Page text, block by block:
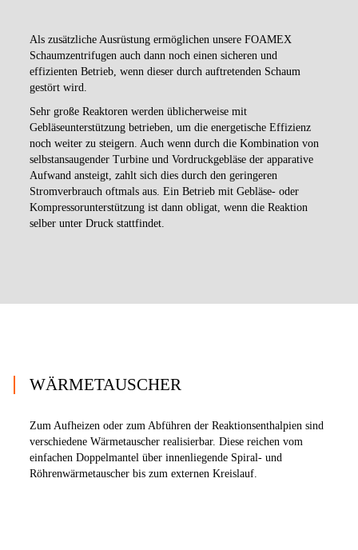
Als zusätzliche Ausrüstung ermöglichen unsere FOAMEX
Schaumzentrifugen auch dann noch einen sicheren und
effizienten Betrieb, wenn dieser durch auftretenden Schaum
gestört wird.
Sehr große Reaktoren werden üblicherweise mit
Gebläseunterstützung betrieben, um die energetische Effizienz
noch weiter zu steigern. Auch wenn durch die Kombination von
selbstansaugender Turbine und Vordruckgebläse der apparative
Aufwand ansteigt, zahlt sich dies durch den geringeren
Stromverbrauch oftmals aus. Ein Betrieb mit Gebläse- oder
Kompressorunterstützung ist dann obligat, wenn die Reaktion
selber unter Druck stattfindet.
WÄRMETAUSCHER
Zum Aufheizen oder zum Abführen der Reaktionsenthalpien sind
verschiedene Wärmetauscher realisierbar. Diese reichen vom
einfachen Doppelmantel über innenliegende Spiral- und
Röhrenwärmetauscher bis zum externen Kreislauf.